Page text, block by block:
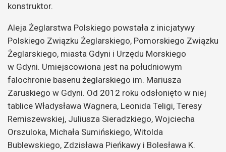
konstruktor.
Aleja Żeglarstwa Polskiego powstała z inicjatywy
Polskiego Związku Żeglarskiego, Pomorskiego Związku
Żeglarskiego, miasta Gdyni i Urzędu Morskiego
w Gdyni. Umiejscowiona jest na południowym
falochronie basenu żeglarskiego im. Mariusza
Zaruskiego w Gdyni. Od 2012 roku odsłonięto w niej
tablice Władysława Wagnera, Leonida Teligi, Teresy
Remiszewskiej, Juliusza Sieradzkiego, Wojciecha
Orszuloka, Michała Sumińskiego, Witolda
Bublewskiego, Zdzisława Pieńkawy i Bolesława K.